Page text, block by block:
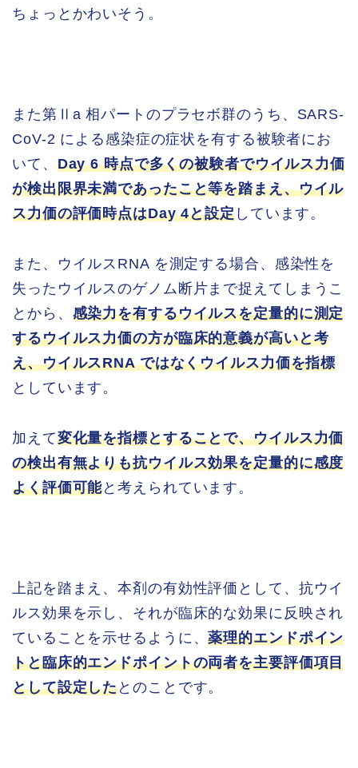
ちょっとかわいそう。
また第Ⅱa 相パートのプラセボ群のうち、SARS-
CoV-2 による感染症の症状を有する被験者にお
いて、 Day 6 時点で多くの被験者でウイルス力価
が検出限界未満であったこと等を踏まえ、ウイル
ス力価の評価時点はDay 4と設定しています。
また、ウイルスRNA を測定する場合、感染性を
失ったウイルスのゲノム断片まで捉えてしまうこ
とから、 感染力を有するウイルスを定量的に測定
するウイルス力価の方が臨床的意義が高いと考
え、ウイルスRNA ではなくウイルス力価を指標
としています。
加えて変化量を指標とすることで、ウイルス力価
の検出有無よりも抗ウイルス効果を定量的に感度
よく評価可能と考えられています。
上記を踏まえ、本剤の有効性評価として、抗ウイ
ルス効果を示し、それが臨床的な効果に反映され
ていることを示せるように、薬理的エンドポイン
トと臨床的エンドポイントの両者を主要評価項目
として設定したとのことです。